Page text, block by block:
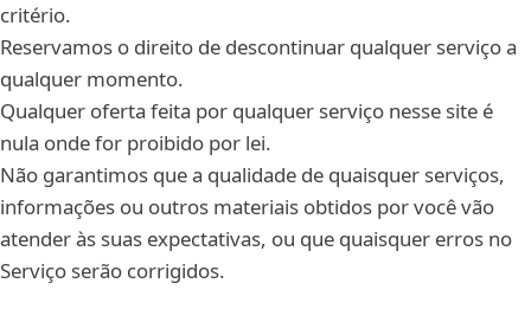
critério.
Reservamos o direito de descontinuar qualquer serviço a
qualquer momento.
Qualquer oferta feita por qualquer serviço nesse site é
nula onde for proibido por lei.
Não garantimos que a qualidade de quaisquer serviços,
informações ou outros materiais obtidos por você vão
atender às suas expectativas, ou que quaisquer erros no
Serviço serão corrigidos.